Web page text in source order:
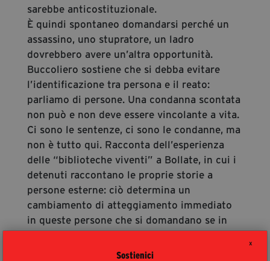
X
Sostienici
sarebbe anticostituzionale.
È quindi spontaneo domandarsi perché un
assassino, uno stupratore, un ladro
dovrebbero avere un’altra opportunità.
Buccoliero sostiene che si debba evitare
l’identificazione tra persona e il reato:
parliamo di persone. Una condanna scontata
non può e non deve essere vincolante a vita.
Ci sono le sentenze, ci sono le condanne, ma
non è tutto qui. Racconta dell’esperienza
delle “biblioteche viventi” a Bollate, in cui i
detenuti raccontano le proprie storie a
persone esterne: ciò determina un
cambiamento di atteggiamento immediato
in queste persone che si domandano se in
effetti chi ha commesso un reato possa
essere riabilitato in società.